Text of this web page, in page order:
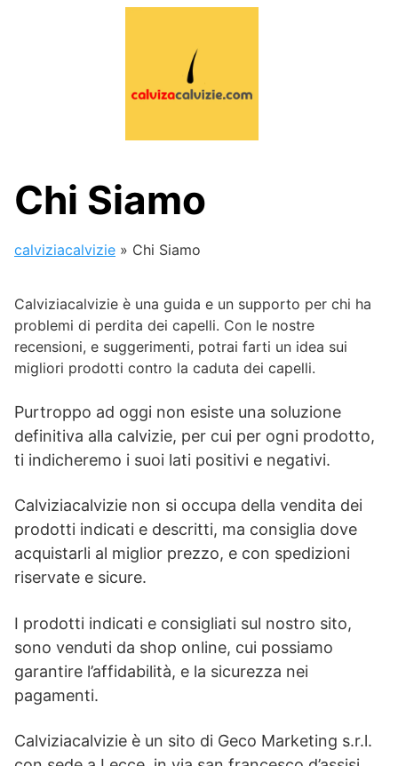
Chi Siamo
calviziacalvizie » Chi Siamo
Calviziacalvizie è una guida e un supporto per chi ha
problemi di perdita dei capelli. Con le nostre
recensioni, e suggerimenti, potrai farti un idea sui
migliori prodotti contro la caduta dei capelli.
Purtroppo ad oggi non esiste una soluzione
definitiva alla calvizie, per cui per ogni prodotto,
ti indicheremo i suoi lati positivi e negativi.
Calviziacalvizie non si occupa della vendita dei
prodotti indicati e descritti, ma consiglia dove
acquistarli al miglior prezzo, e con spedizioni
riservate e sicure.
I prodotti indicati e consigliati sul nostro sito,
sono venduti da shop online, cui possiamo
garantire l’affidabilità, e la sicurezza nei
pagamenti.
Calviziacalvizie è un sito di Geco Marketing s.r.l.